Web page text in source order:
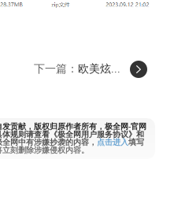
下一篇： 欧美炫...
贡献，版权归原作者所有，极全网-官网
规则请查看《极全网用户服务协议》和
网中有涉嫌抄袭的内容， 点击进入填写
刻删除涉嫌侵权内容。